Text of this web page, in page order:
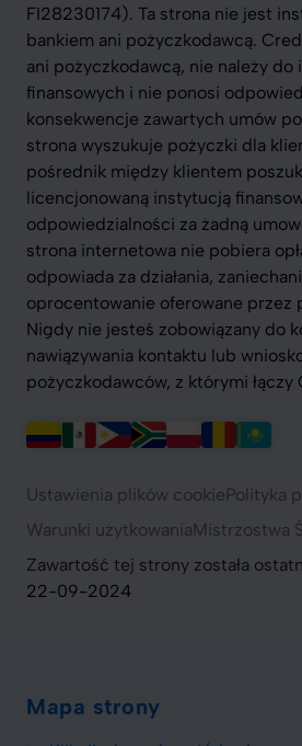
FI28230174). Ta strona nie jest
bankiem ani pożyczkodawcą.
ani pożyczkodawcą, nie należy do
finansowych i nie ponosi
konsekwencje zawartych umów
strona wyszukuje pożyczki dla
pośrednik między klientem
licencjonowaną instytucją
odpowiedzialności za żadną
strona internetowa nie pobiera
odpowiada za działania,
oprocentowanie oferowane przez
Nigdy nie jesteś zobowiązany do
nawiązywania kontaktu lub
pożyczkodawców, z którymi łączy
Ustawienia plików cookiePolityka
Warunki użytkowaniaMistrzostwa
Zawartość tej strony została
22-09-2024
Mapa strony